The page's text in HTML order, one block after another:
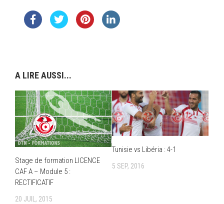
A LIRE AUSSI...
Stage de formation LICENCE
CAF A – Module 5 :
RECTIFICATIF
20 JUIL, 2015
Tunisie vs Libéria : 4-1
5 SEP, 2016